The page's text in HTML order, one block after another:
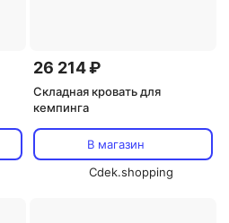
26 214 ₽
Складная кровать для
кемпинга
В магазин
Cdek.shopping